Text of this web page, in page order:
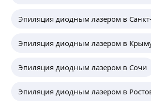
Эпиляция диодным лазером в
Эпиляция диодным лазером в
Эпиляция диодным лазером в Сочи
Эпиляция диодным лазером в